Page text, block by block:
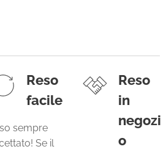
Reso
facile
sempre
Se il
Reso
in
negozi
o